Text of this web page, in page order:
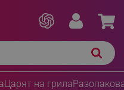
Царят на грила